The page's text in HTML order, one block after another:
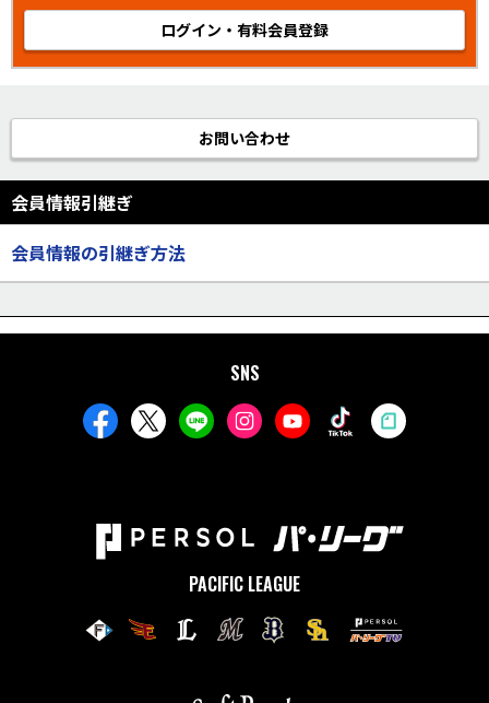
ログイン・有料会員登録
お問い合わせ
会員情報引継ぎ
会員情報の引継ぎ方法
SNS
PACIFIC LEAGUE